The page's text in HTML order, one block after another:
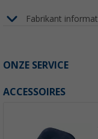
Fabrikant
ONZE SERVICE
ACCESSOIRES